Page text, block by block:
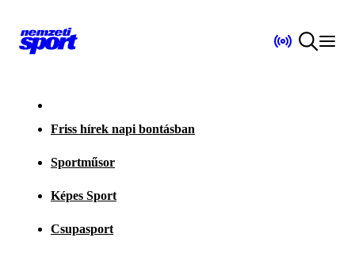
Friss hírek napi bontásban
Sportműsor
Képes Sport
Csupasport